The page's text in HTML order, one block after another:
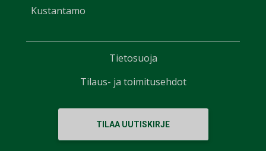
Kustantamo
TILAA UUTISKIRJE
Tietosuoja
Tilaus- ja toimitusehdot